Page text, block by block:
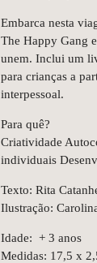
Embarca nesta
The Happy Gang
unem. Inclui um
para crianças a
interpessoal.
Para quê?
Criatividade
individuais
Texto: Rita
Ilustração:
Idade: + 3 anos
Medidas: 17,5 x